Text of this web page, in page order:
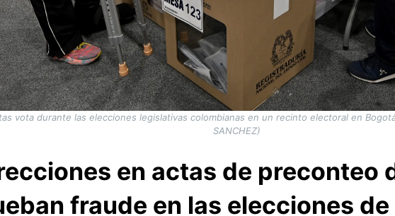
vota durante las elecciones legislativas colombianas en un recinto electoral en
SANCHEZ)
en actas de preconteo
fraude en las elecciones